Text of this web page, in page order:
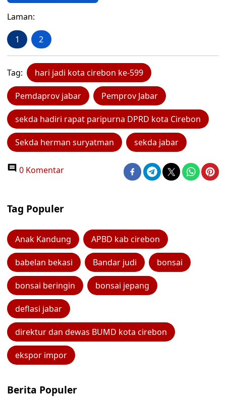
Laman:
1 2
Tag: hari jadi kota cirebon ke-599
Pemdaprov jabar Pemprov Jabar
sekda hadiri rapat paripurna DPRD kota Cirebon
Sekda herman suryatman sekda jabar
0 Komentar
Tag Populer
Anak Kandung APBD kab cirebon
babelan bekasi Bandar judi bonsai
bonsai beringin bonsai jepang
deflasi jabar
direktur dan dewas BUMD kota cirebon
ekspor impor
Berita Populer